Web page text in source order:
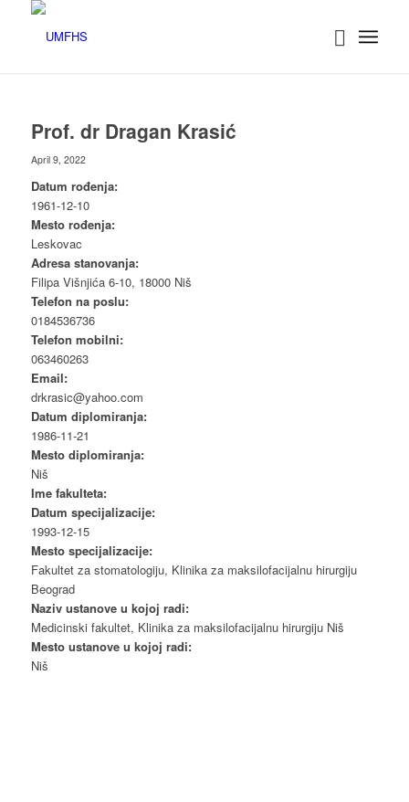
Prof. dr Dragan Krasić
April 9, 2022
Datum rođenja:
1961-12-10
Mesto rođenja:
Leskovac
Adresa stanovanja:
Filipa Višnjića 6-10, 18000 Niš
Telefon na poslu:
0184536736
Telefon mobilni:
063460263
Email:
drkrasic@yahoo.com
Datum diplomiranja:
1986-11-21
Mesto diplomiranja:
Niš
Ime fakulteta:
Datum specijalizacije:
1993-12-15
Mesto specijalizacije:
Fakultet za stomatologiju, Klinika za maksilofacijalnu hirurgiju
Beograd
Naziv ustanove u kojoj radi:
Medicinski fakultet, Klinika za maksilofacijalnu hirurgiju Niš
Mesto ustanove u kojoj radi:
Niš